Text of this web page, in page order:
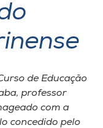
de Educação
professor
com a
concedido pelo